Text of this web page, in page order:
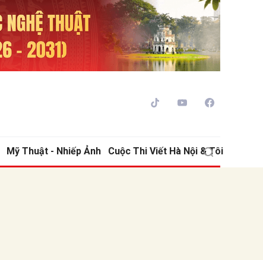
Mỹ Thuật - Nhiếp Ảnh Cuộc Thi Viết Hà Nội & Tôi